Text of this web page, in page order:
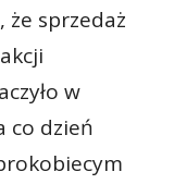
sprzedaż
w
co dzień